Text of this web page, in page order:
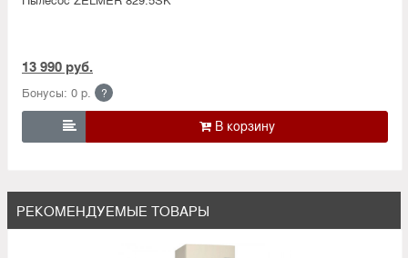
13 990 руб.
Бонусы: 0 р. ?

РЕКОМЕНДУЕМЫЕ ТОВАРЫ